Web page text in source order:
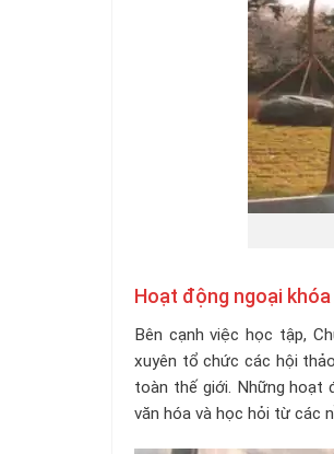
Hoạt động ngoại
Bên cạnh việc học tập,
xuyên tổ chức các hội
toàn thế giới. Những hoạt
văn hóa và học hỏi từ các